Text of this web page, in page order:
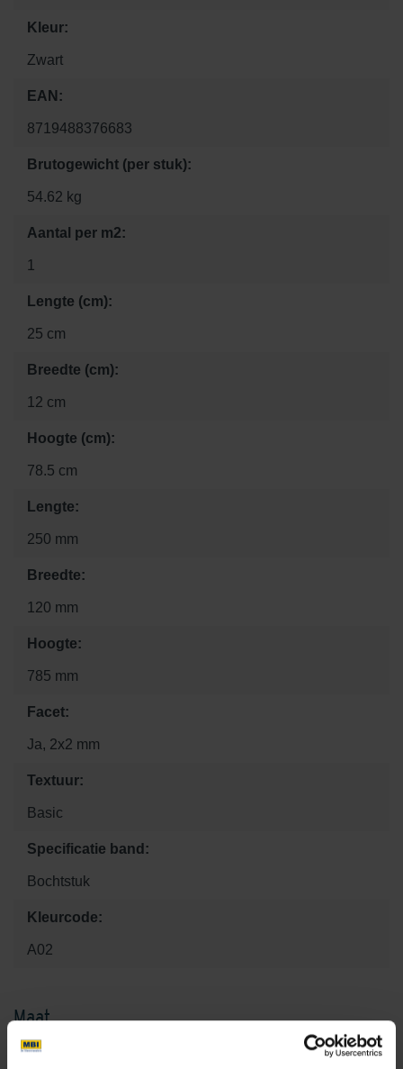
Kleur:
Zwart
EAN:
8719488376683
Brutogewicht (per stuk):
54.62 kg
Aantal per m2:
1
Lengte (cm):
25 cm
Breedte (cm):
12 cm
Hoogte (cm):
78.5 cm
Lengte:
250 mm
Breedte:
120 mm
Hoogte:
785 mm
Facet:
Ja, 2x2 mm
Textuur:
Basic
Specificatie band:
Bochtstuk
Kleurcode:
A02
Maat